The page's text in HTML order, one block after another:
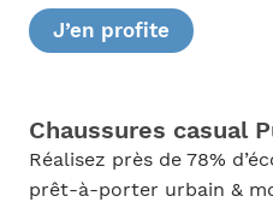
J’en profite
Chaussures casual
Réalisez près de 78%
prêt-à-porter urbain &